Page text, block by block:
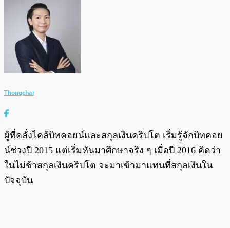
Thongchai
ผู้ที่คลั่งไคล้บิทคอยน์และสกุลเงินคริปโต เริ่มรู้จักบิทคอย
น์ช่วงปี 2015 แต่เริ่มหันมาศึกษาจริง ๆ เมื่อปี 2016 คิดว่า
ในไม่ช้าสกุลเงินคริปโต จะมาเข้ามาแทนที่สกุลเงินใน
ปัจจุบัน